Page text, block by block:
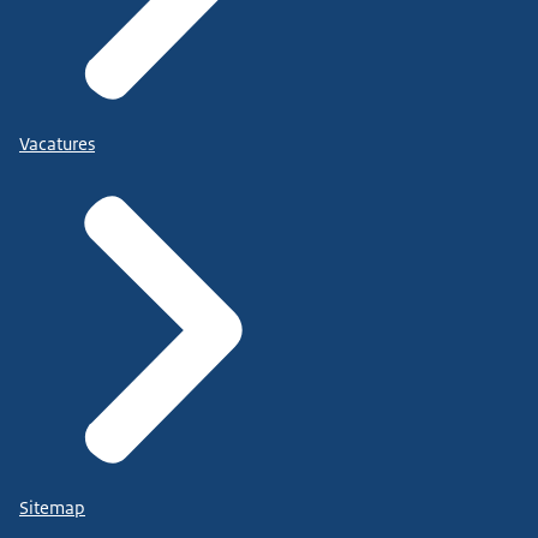
Vacatures
Sitemap